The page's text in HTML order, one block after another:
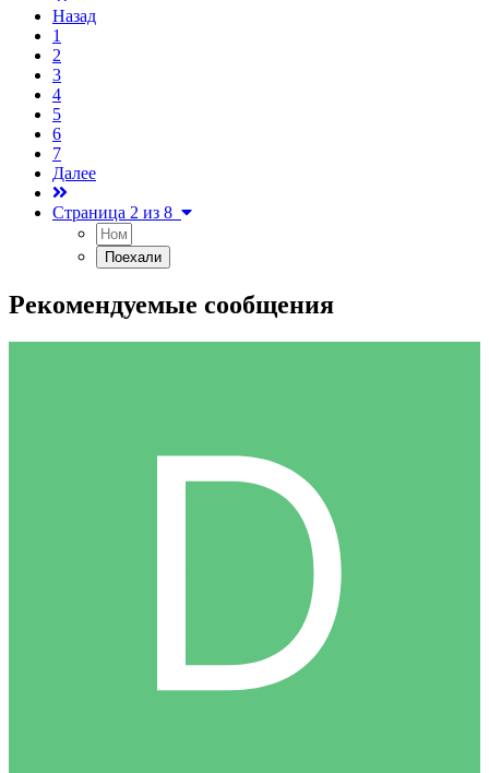
Назад
1
2
3
4
5
6
7
Далее
Страница 2 из 8
Рекомендуемые сообщения